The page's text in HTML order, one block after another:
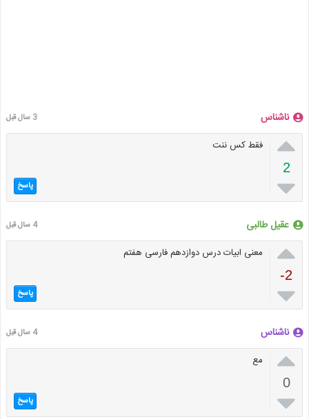
ناشناس 3 سال قبل

2

فقط کس ننت
پاسخ
عقیل طالبی 4 سال قبل

-2

معنی ابیات درس دوازدهم فارسی هفتم
پاسخ
ناشناس 4 سال قبل

0

مع
پاسخ